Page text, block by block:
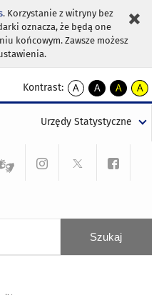
. Korzystanie z witryny bez
oznacza, że będą one
końcowym. Zawsze możesz
Kontrast:
A
kontrast
A
kontrast
tekst
czarnym
A
kontrast
tekst
czarnym
A
tekst
żółtym
Urzędy Statystyczne